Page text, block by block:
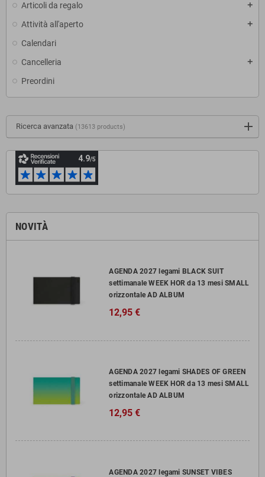
Articoli da regalo
add
Attività all'aperto add
Calendari
Cancelleria
add
Preordini
Ricerca avanzata (13613 products)
NOVITÀ
AGENDA 2027 legami BLACK SUIT
settimanale WEEK HOR da 13 mesi SMALL
orizzontale AD ALBUM
12,95 €
AGENDA 2027 legami SHADES OF GREEN
settimanale WEEK HOR da 13 mesi SMALL
orizzontale AD ALBUM
12,95 €
AGENDA 2027 legami SUNSET VIBES